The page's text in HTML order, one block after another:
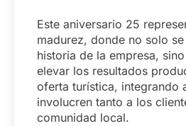
Este aniversario 25
madurez, donde no solo
historia de la empresa,
elevar los resultados
oferta turística, integrando
involucren tanto a los
comunidad local.